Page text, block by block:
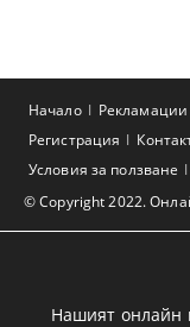
© Copyright 2022.
Начало Рекламации
Регистрация
Условия за ползване
Нашият онлайн